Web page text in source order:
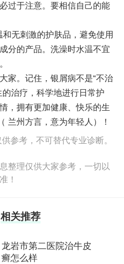
过于注意。要相信自己的能
无刺激的护肤品，避免使用
分的产品。洗澡时水温不宜
家。记住，银屑病不是“不治
治疗，科学地进行日常护
，拥有更加健康、快乐的生
兰州方言，意为年轻人）！
参考，不可替代专业诊断。
整理仅供大家参考，一切以
！
相关推荐
龙岩市第二医院治牛皮
癣怎么样